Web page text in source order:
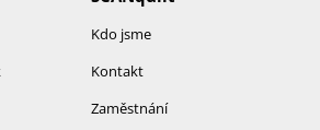
Kdo jsme
Kontakt
Zaměstnání